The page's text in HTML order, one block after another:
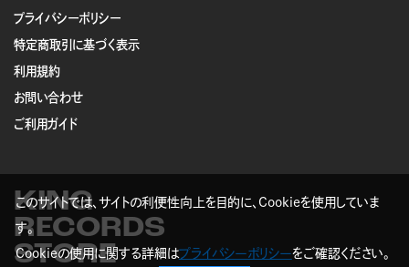
プライバシーポリシー
特定商取引に基づく表示
利用規約
お問い合わせ
ご利用ガイド
KING
RECORDS
STORE
このサイトでは、サイトの利便性向上を目的に、Cookieを使用していま
す。
Cookieの使用に関する詳細はプライバシーポリシーをご確認ください。